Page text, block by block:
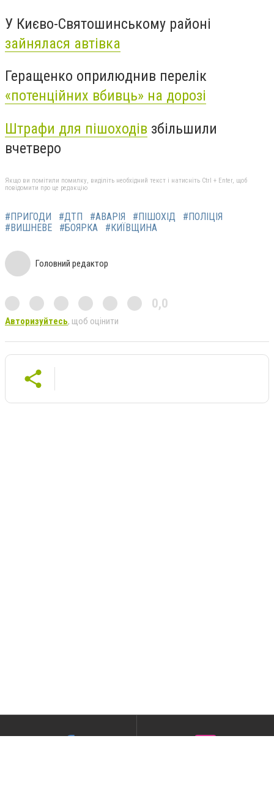
У Києво-Святошинському районі
зайнялася автівка
Геращенко оприлюднив перелік
«потенційних вбивць» на дорозі
Штрафи для пішоходів збільшили
вчетверо
Якщо ви помітили помилку, виділіть необхідний текст і натисніть Ctrl + Enter, щоб
повідомити про це редакцію
#ПРИГОДИ #ДТП #АВАРІЯ #ПІШОХІД
#ПОЛІЦІЯ
#ВИШНЕВЕ
#БОЯРКА #КИЇВЩИНА
Головний редактор
0,0
Авторизуйтесь, щоб оцінити